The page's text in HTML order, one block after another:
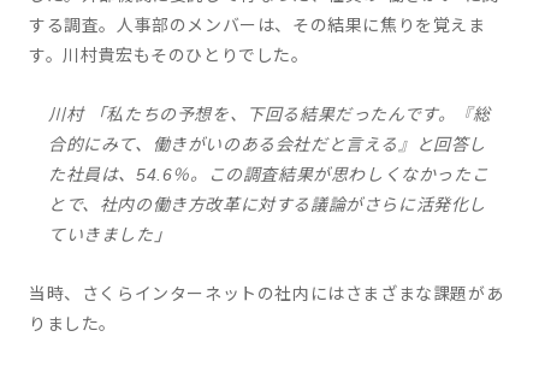
する調査。人事部のメンバーは、その結果に焦りを覚えま
す。川村貴宏もそのひとりでした。
川村 「私たちの予想を、下回る結果だったんです。『総
合的にみて、働きがいのある会社だと言える』と回答し
た社員は、54.6％。この調査結果が思わしくなかったこ
とで、社内の働き方改革に対する議論がさらに活発化し
ていきました」
当時、さくらインターネットの社内にはさまざまな課題があ
りました。